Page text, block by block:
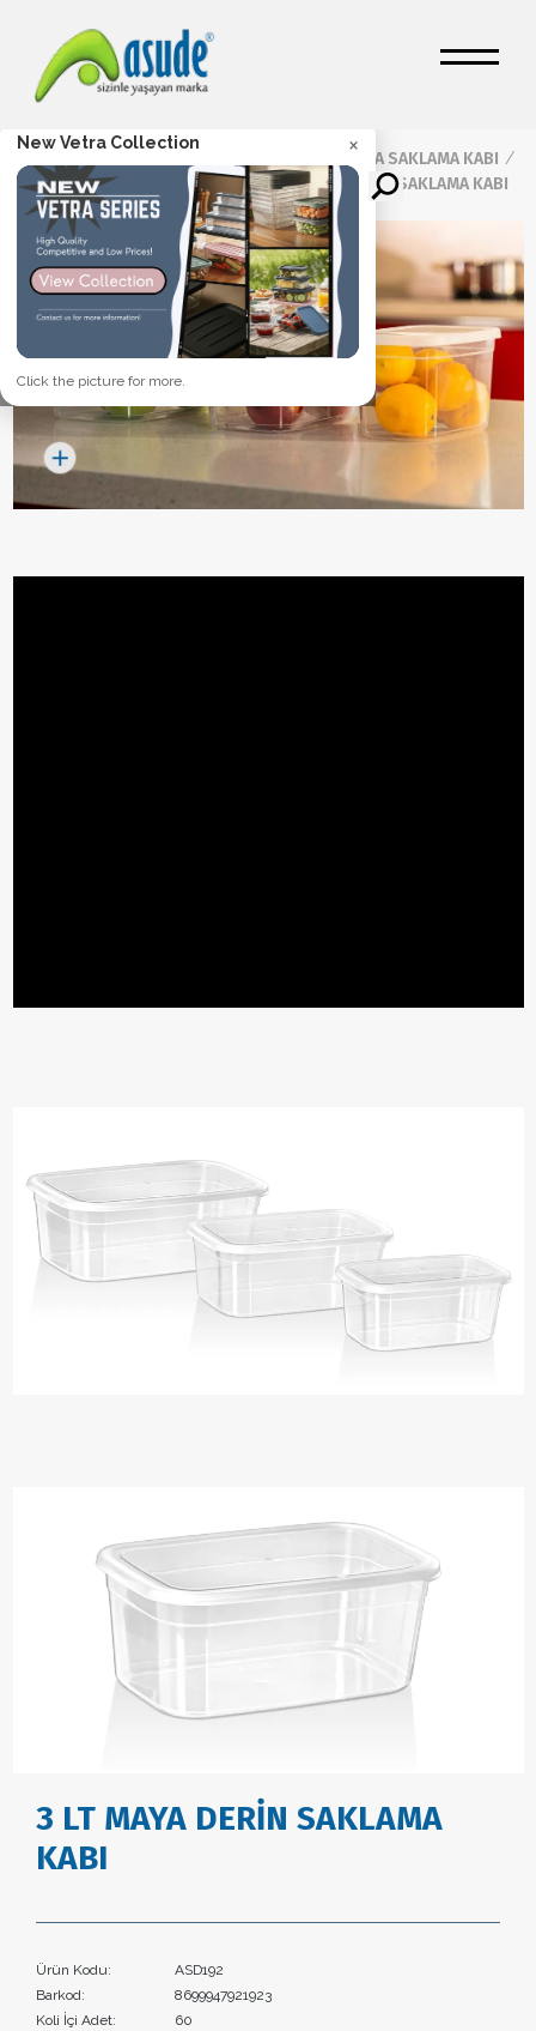
New Vetra Collection ×
Click the picture for more.
GIDA SAKLAMA KABI /
Maya Saklama Kapları / 3 LT MAYA DERİN SAKLAMA KABI
3 LT MAYA DERİN SAKLAMA
KABI
Ürün Kodu:
ASD192
Barkod:
8699947921923
Koli İçi Adet:
60